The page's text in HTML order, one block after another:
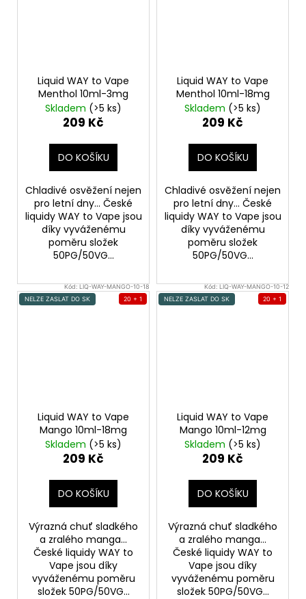
Liquid WAY to Vape
Menthol 10ml-3mg
Skladem (>5 ks)
209 Kč
DO KOŠÍKU
Chladivé osvěžení nejen
pro letní dny... České
liquidy WAY to Vape jsou
díky vyváženému
poměru složek
50PG/50VG...
Liquid WAY to Vape
Menthol 10ml-18mg
Skladem (>5 ks)
209 Kč
DO KOŠÍKU
Chladivé osvěžení nejen
pro letní dny... České
liquidy WAY to Vape jsou
díky vyváženému
poměru složek
50PG/50VG...
Kód: LIQ-WAY-MANGO-10-18
NELZE ZASLAT DO SK
20 + 1
Liquid WAY to Vape
Mango 10ml-18mg
Skladem (>5 ks)
209 Kč
DO KOŠÍKU
Výrazná chuť sladkého
a zralého manga...
České liquidy WAY to
Vape jsou díky
vyváženému poměru
složek 50PG/50VG...
Kód: LIQ-WAY-MANGO-10-12
NELZE ZASLAT DO SK
20 + 1
Liquid WAY to Vape
Mango 10ml-12mg
Skladem (>5 ks)
209 Kč
DO KOŠÍKU
Výrazná chuť sladkého
a zralého manga...
České liquidy WAY to
Vape jsou díky
vyváženému poměru
složek 50PG/50VG...